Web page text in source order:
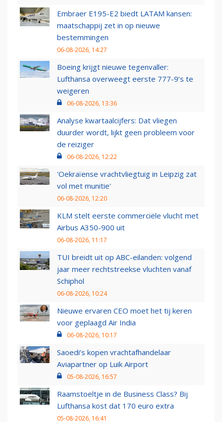
Embraer E195-E2 biedt LATAM kansen:
maatschappij zet in op nieuwe
bestemmingen
06-08-2026, 14:27
Boeing krijgt nieuwe tegenvaller:
Lufthansa overweegt eerste 777-9’s te
weigeren
06-08-2026, 13:36
Analyse kwartaalcijfers: Dat vliegen
duurder wordt, lijkt geen probleem voor
de reiziger
06-08-2026, 12:22
'Oekraïense vrachtvliegtuig in Leipzig zat
vol met munitie'
06-08-2026, 12:20
KLM stelt eerste commerciële vlucht met
Airbus A350-900 uit
06-08-2026, 11:17
TUI breidt uit op ABC-eilanden: volgend
jaar meer rechtstreekse vluchten vanaf
Schiphol
06-08-2026, 10:24
Nieuwe ervaren CEO moet het tij keren
voor geplaagd Air India
06-08-2026, 10:17
Saoedi’s kopen vrachtafhandelaar
Aviapartner op Luik Airport
05-08-2026, 16:57
Raamstoeltje in de Business Class? Bij
Lufthansa kost dat 170 euro extra
05-08-2026, 16:41